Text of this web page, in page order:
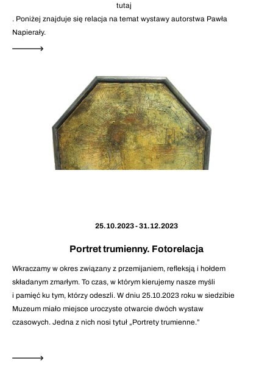
tutaj
. Poniżej znajduje się relacja na temat wystawy autorstwa Pawła
Napierały.
25.10.2023 - 31.12.2023
Portret trumienny. Fotorelacja
Wkraczamy w okres związany z przemijaniem, refleksją i hołdem
składanym zmarłym. To czas, w którym kierujemy nasze myśli
i pamięć ku tym, którzy odeszli. W dniu 25.10.2023 roku w siedzibie
Muzeum miało miejsce uroczyste otwarcie dwóch wystaw
czasowych. Jedna z nich nosi tytuł „Portrety trumienne.”